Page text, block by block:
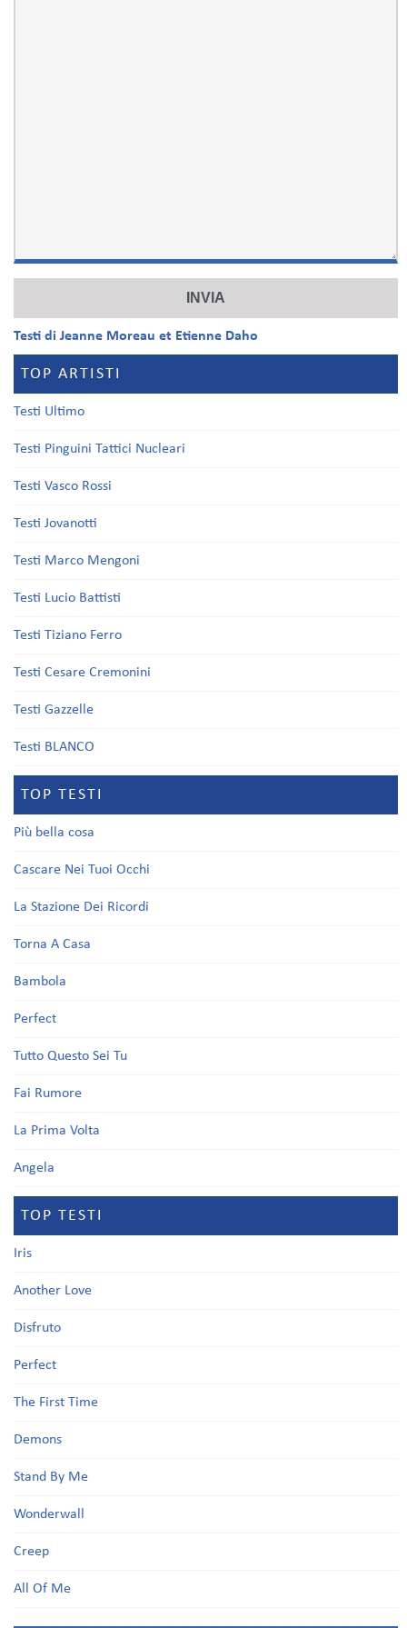
Testi di Jeanne Moreau et Etienne Daho
TOP ARTISTI
Testi Ultimo
Testi Pinguini Tattici Nucleari
Testi Vasco Rossi
Testi Jovanotti
Testi Marco Mengoni
Testi Lucio Battisti
Testi Tiziano Ferro
Testi Cesare Cremonini
Testi Gazzelle
Testi BLANCO
TOP TESTI
Più bella cosa
Cascare Nei Tuoi Occhi
La Stazione Dei Ricordi
Torna A Casa
Bambola
Perfect
Tutto Questo Sei Tu
Fai Rumore
La Prima Volta
Angela
TOP TESTI
Iris
Another Love
Disfruto
Perfect
The First Time
Demons
Stand By Me
Wonderwall
Creep
All Of Me